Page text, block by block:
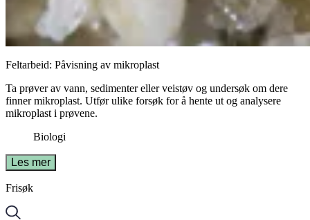
Feltarbeid: Påvisning av mikroplast
Ta prøver av vann, sedimenter eller veistøv og undersøk om dere
finner mikroplast. Utfør ulike forsøk for å hente ut og analysere
mikroplast i prøvene.
Biologi
Les mer
Frisøk